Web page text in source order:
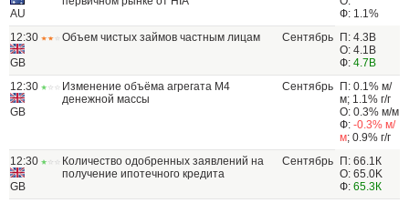
AU
Ф: 1.1%
12:30
GB
Объем чистых займов частным лицам Сентябрь
П: 4.3B
О: 4.1B
Ф: 4.7B
12:30
GB
Изменение объёма агрегата M4
денежной массы
Сентябрь
П: 0.1% м/
м; 1.1% г/г
О: 0.3% м/м
Ф: -0.3% м/
м; 0.9% г/г
12:30
GB
Количество одобренных заявлений на
получение ипотечного кредита
Сентябрь
П: 66.1К
О: 65.0K
Ф: 65.3К